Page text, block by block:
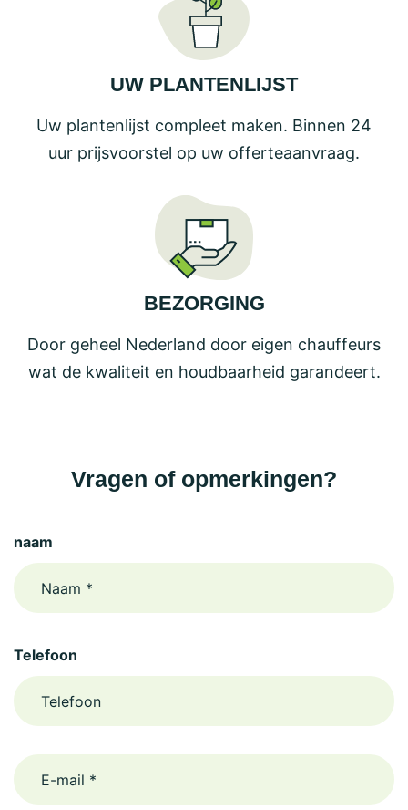
UW PLANTENLIJST
Uw plantenlijst compleet maken. Binnen 24
uur prijsvoorstel op uw offerteaanvraag.
BEZORGING
Door geheel Nederland door eigen chauffeurs
wat de kwaliteit en houdbaarheid garandeert.
Vragen of opmerkingen?
naam
Telefoon
email